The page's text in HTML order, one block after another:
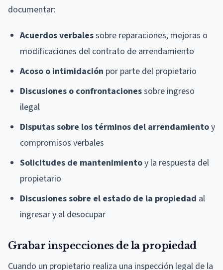
documentar:
Acuerdos verbalessobre reparaciones, mejoras o
modificaciones del contrato de arrendamiento
Acoso o intimidación por parte del propietario
Discusiones o confrontacionessobre ingreso
ilegal
Disputas sobre los términos del arrendamientoy
compromisos verbales
Solicitudes de mantenimientoy la respuesta del
propietario
Discusiones sobre el estado de la propiedad al
ingresar y al desocupar
Grabar inspecciones de la propiedad
Cuando un propietario realiza una inspección legal de la